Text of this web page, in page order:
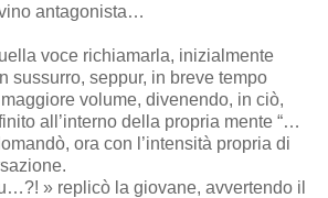
antagonista…
voce richiamarla, inizialmente
sussurro, seppur, in breve tempo
volume, divenendo, in ciò,
all’interno della propria mente “…
ora con l’intensità propria di
» replicò la giovane, avvertendo il